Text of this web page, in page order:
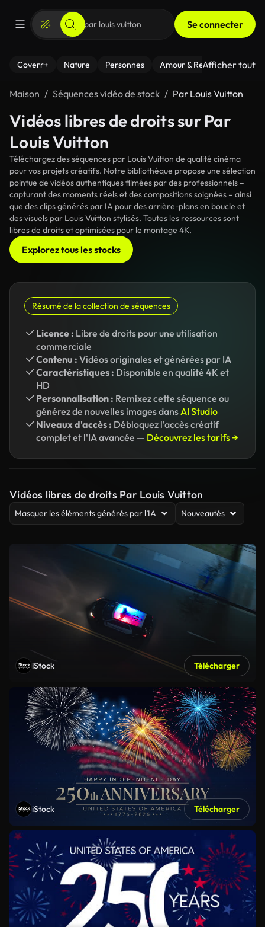
Se connecter
Coverr+ Nature Personnes Amour & Relations Le
Afficher tout
Maison Séquences vidéo de stock Par Louis Vuitton
Vidéos libres de droits sur Par
Louis Vuitton
Téléchargez des séquences par Louis Vuitton de qualité cinéma
pour vos projets créatifs. Notre bibliothèque propose une sélection
pointue de vidéos authentiques filmées par des professionnels –
capturant des moments réels et des compositions soignées – ainsi
que des clips générés par IA pour des arrière-plans en boucle et
des visuels par Louis Vuitton stylisés. Toutes les ressources sont
libres de droits et optimisées pour le montage 4K.
Explorez tous les stocks
Résumé de la collection de séquences
Licence : Libre de droits pour une utilisation
commerciale
Contenu : Vidéos originales et générées par IA
Caractéristiques : Disponible en qualité 4K et
HD
Personnalisation : Remixez cette séquence ou
générez de nouvelles images dansAI Studio
Niveaux d'accès : Débloquez l'accès créatif
complet et l'IA avancée — Découvrez les tarifs →
Vidéos libres de droits Par Louis Vuitton
Masquer les éléments générés par l’IA Nouveautés
iStock Télécharger
iStock Télécharger